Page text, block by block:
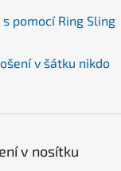
s pomocí Ring Sling
v šátku nikdo
v nosítku